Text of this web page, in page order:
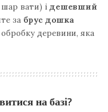
вати) і дешевший
за брус дошка
деревини, яка
на базі?